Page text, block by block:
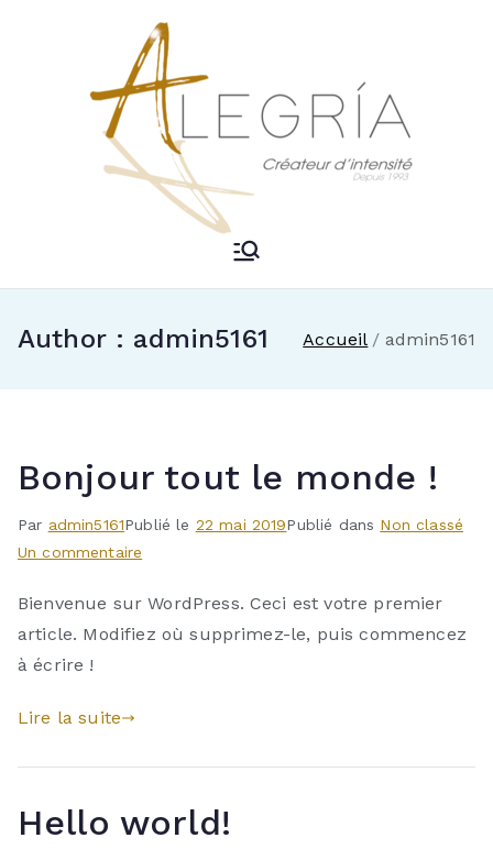
ALEGRIA –
DJ Mariage
Créateur d'intensité
Author : admin5161 Accueil admin5161
Bonjour tout le monde !
Par admin5161Publié le 22 mai 2019Publié dans Non classé
Un commentaire
tout
le
Bienvenue sur WordPress. Ceci est votre premier
article. Modifiez où supprimez-le, puis commencez
à écrire !
Lire la suite
Hello world!